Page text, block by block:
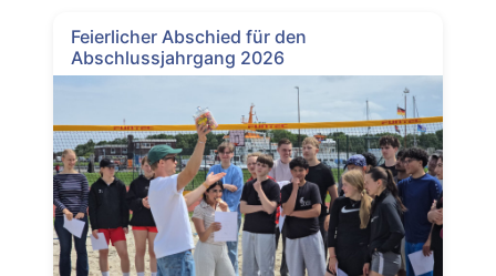
Feierlicher Abschied für den
Abschlussjahrgang 2026